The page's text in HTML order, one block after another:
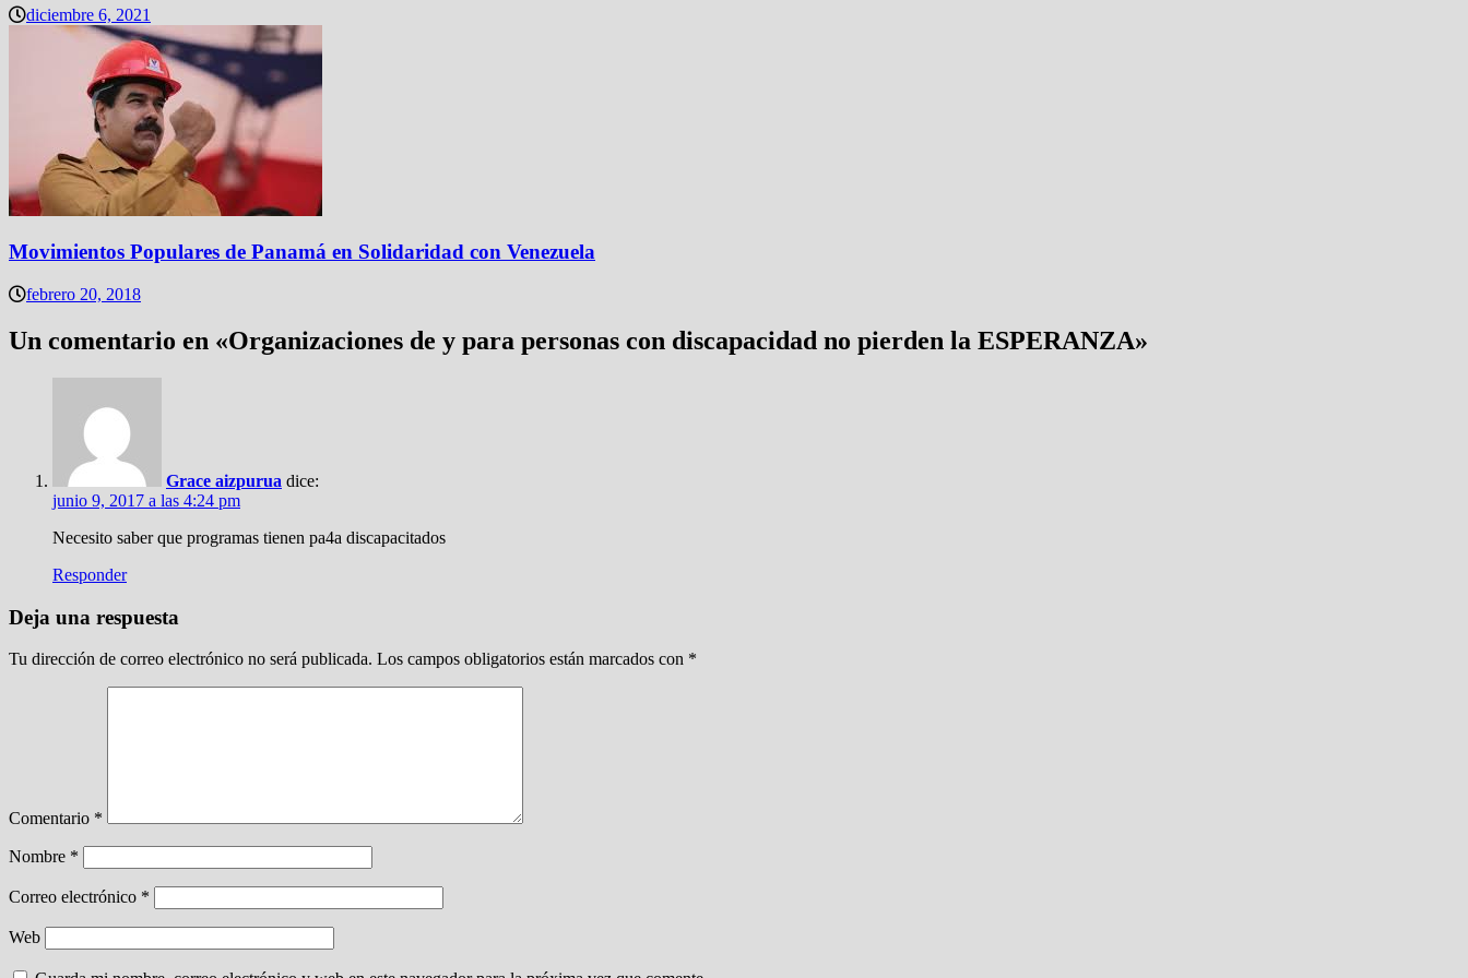
diciembre 6, 2021
Movimientos Populares de Panamá en Solidaridad con Venezuela
febrero 20, 2018
Un comentario en «Organizaciones de y para personas con discapacidad no pierden la ESPERANZA»
Grace aizpurua dice:
junio 9, 2017 a las 4:24 pm
Necesito saber que programas tienen pa4a discapacitados
Responder
Deja una respuesta
Tu dirección de correo electrónico no será publicada. Los campos obligatorios están marcados con *
Comentario *
Nombre *
Correo electrónico *
Web